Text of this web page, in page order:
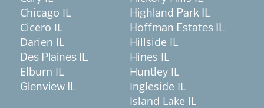
Chicago IL
Cicero IL
Darien IL
Des Plaines IL
Elburn IL
Glenview IL
Highland Park IL
Hoffman Estates IL
Hillside IL
Hines IL
Huntley IL
Ingleside IL
Island Lake IL